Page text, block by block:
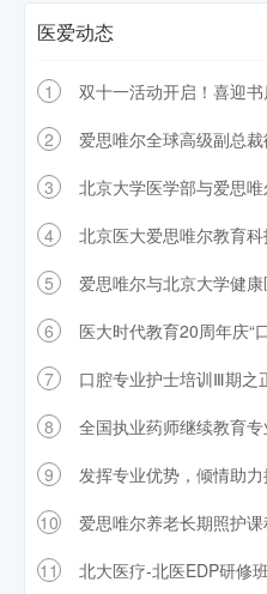
医爱动态
1
双十一活动开启！喜迎
2
爱思唯尔全球高级副总
3
北京大学医学部与爱思
4
北京医大爱思唯尔教育
5
爱思唯尔与北京大学健
6
医大时代教育20周年庆“
7
口腔专业护士培训Ⅲ期之
8
全国执业药师继续教育
9
发挥专业优势，倾情助
10
爱思唯尔养老长期照护
11
北大医疗-北医EDP研修